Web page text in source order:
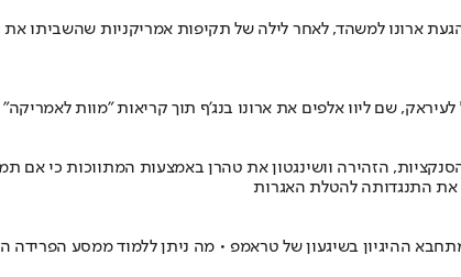
ארונו למשהד, לאחר לילה של תקיפות אמריקניות שהשביתו
שם ליוו אלפים את ארונו בנג'ף תוך קריאות "מוות
הזהירה וושינגטון את טהרן באמצעות המתווכות כי אם
את התנגדותה להטלת האגרות
ההיגיון בשיגעון של טראמפ • מה ניתן ללמוד ממסע הפרידה